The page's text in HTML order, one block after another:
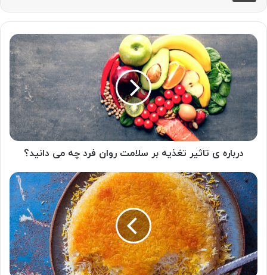
درباره
ی
تاثیر
تغذیه
بر
سلامت
روان
فرد
چه
درباره ی تاثیر تغذیه بر سلامت روان فرد چه می دانید؟
برنج
آبکش
ایرانی
"خوشمزه
و
زحمت!"